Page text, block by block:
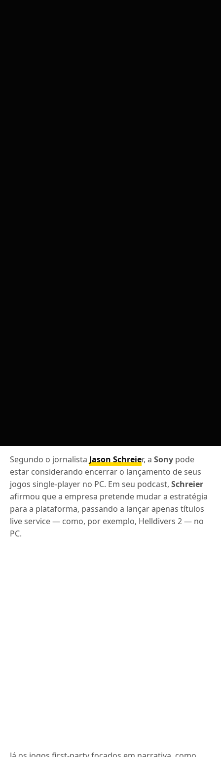
Segundo o jornalista Jason Schreier, aSony pode
estar considerando encerrar o lançamento de seus
jogos single-player no PC. Em seu podcast,Schreier
afirmou que a empresa pretende mudar a estratégia
para a plataforma, passando a lançar apenas títulos
live service — como, por exemplo, Helldivers 2 — no
PC.